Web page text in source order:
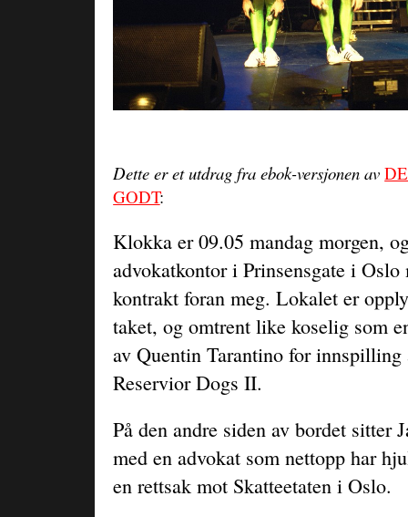
Dette er et utdrag fra ebok-versjonen av
GODT:
Klokka er 09.05 mandag morgen,
advokatkontor i Prinsensgate i Oslo
kontrakt foran meg. Lokalet er
taket, og omtrent like koselig som
av Quentin Tarantino for innspilling
Reservior Dogs II.
På den andre siden av bordet sitter
med en advokat som nettopp har
en rettsak mot Skatteetaten i Oslo.